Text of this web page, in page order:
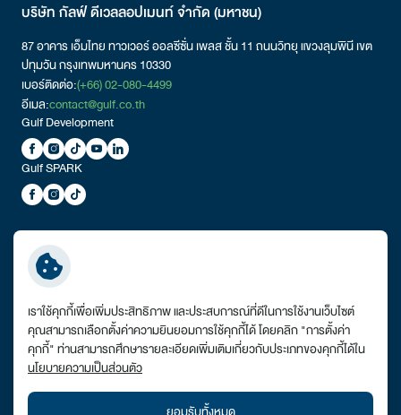
บริษัท กัลฟ์ ดีเวลลอปเมนท์ จำกัด (มหาชน)
87 อาคาร เอ็มไทย ทาวเวอร์ ออลซีซั่น เพลส ชั้น 11 ถนนวิทยุแขวงลุมพินีเขต
ปทุมวัน กรุงเทพมหานคร 10330
เบอร์ติดต่อ:(+66) 02-080-4499
อีเมล:contact@gulf.co.th
Gulf Development
Gulf SPARK
ลิงก์ที่เกี่ยวข้อง:
เข้าสู่เว็บไซต์ Gulf Energy Development
รายงานผลการดําเนินงานตามมาตรฐานการให้บริการในการประกอบกิจการ
ไฟฟ้า
การติดต่อสำหรับคู่ค้า
VPN Link
แผนผังเว็บไซต์
เราใช้คุกกี้เพื่อเพิ่มประสิทธิภาพ และประสบการณ์ที่ดีในการใช้งานเว็บไซต์
คุณสามารถเลือกตั้งค่าความยินยอมการใช้คุกกี้ได้ โดยคลิก "การตั้งค่า
คุกกี้" ท่านสามารถศึกษารายละเอียดเพิ่มเติมเกี่ยวกับประเภทของคุกกี้ได้ใน
นโยบายความเป็นส่วนตัว